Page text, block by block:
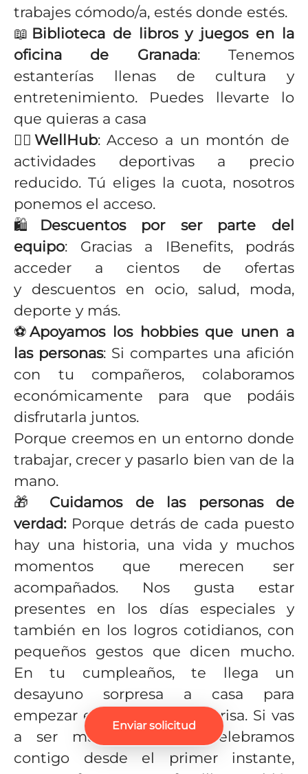
trabajes cómodo/a, estés donde estés.
📖 Biblioteca de libros y juegos en la
oficina de Granada: Tenemos
estanterías llenas de cultura y
entretenimiento. Puedes llevarte lo
que quieras a casa
🏋️‍♂️ WellHub: Acceso a un montón de
actividades deportivas a precio
reducido. Tú eliges la cuota, nosotros
ponemos el acceso.
🛍️ Descuentos por ser parte del
equipo: Gracias a IBenefits, podrás
acceder a cientos de ofertas
y descuentos en ocio, salud, moda,
deporte y más.
⚽ Apoyamos los hobbies que unen a
las personas: Si compartes una afición
con tu compañeros, colaboramos
económicamente para que podáis
disfrutarla juntos.
Porque creemos en un entorno donde
trabajar, crecer y pasarlo bien van de la
mano.
🎁 Cuidamos de las personas de
verdad: Porque detrás de cada puesto
hay una historia, una vida y muchos
momentos que merecen ser
acompañados. Nos gusta estar
presentes en los días especiales y
también en los logros cotidianos, con
pequeños gestos que dicen mucho.
En tu cumpleaños, te llega un
desayuno sorpresa a casa para
empezar el día con una sonrisa. Si vas
a ser mamá o papá, celebramos
contigo desde el primer instante,
Enviar solicitud